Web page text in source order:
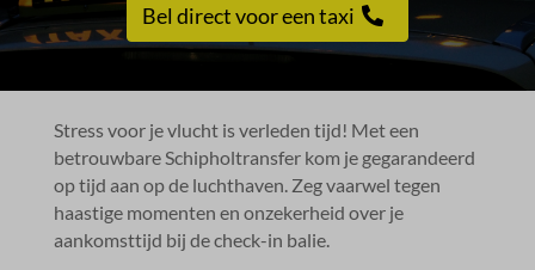
Bel direct voor een taxi
Stress voor je vlucht is verleden tijd! Met een
betrouwbare Schipholtransfer kom je gegarandeerd
op tijd aan op de luchthaven.​ Zeg vaarwel tegen
haastige momenten en onzekerheid over je
aankomsttijd bij de check-in balie.​